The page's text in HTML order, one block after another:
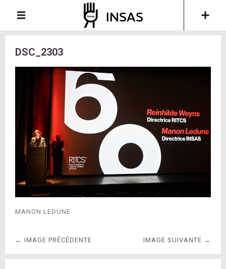
DSC_2303
MANON LEDUNE
← IMAGE PRÉCÉDENTE IMAGE SUIVANTE →